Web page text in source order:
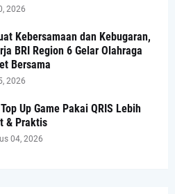
2026
Kebersamaan dan Kebugaran,
BRI Region 6 Gelar Olahraga
Bersama
2026
Up Game Pakai QRIS Lebih
& Praktis
04, 2026